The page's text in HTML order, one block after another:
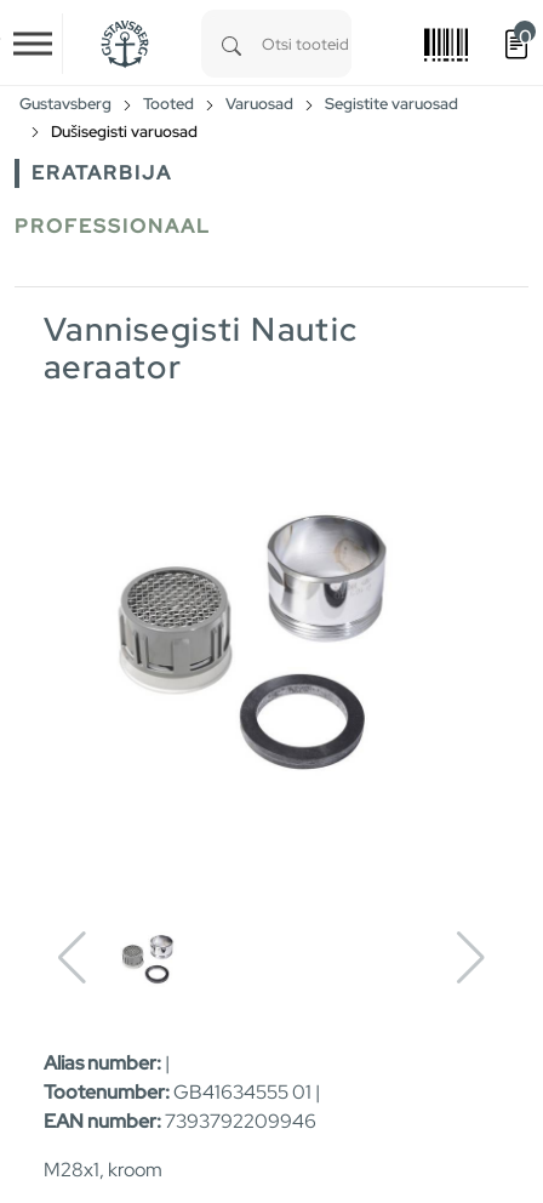
Skip to main content
0
Gustavsberg Tooted Varuosad
Segistite varuosad
Dušisegisti varuosad
ERATARBIJA
PROFESSIONAAL
Vannisegisti Nautic
aeraator
Alias number:|
Tootenumber:GB41634555 01 |
EAN number:7393792209946
M28x1, kroom